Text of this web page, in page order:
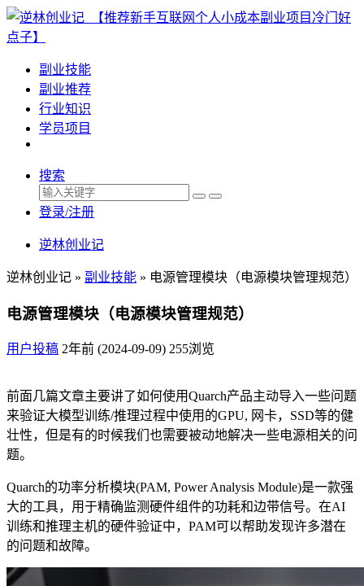
副业技能
副业推荐
行业知识
学员项目
搜索
登录/注册
逆林创业记
逆林创业记 » 副业技能 » 电源管理模块（电源模块管理规范）
电源管理模块（电源模块管理规范）
用户投稿 2年前 (2024-09-09) 255浏览
前面几篇文章主要讲了如何使用Quarch产品主动导入一些问题
来验证大模型训练/推理过程中使用的GPU, 网卡，SSD等的健
壮性，但是有的时候我们也需要被动地解决一些电源相关的问
题。
Quarch的功率分析模块(PAM, Power Analysis Module)是一款强
大的工具，用于精确监测硬件组件的功耗和边带信号。在AI
训练和推理主机的硬件验证中，PAM可以帮助发现许多潜在
的问题和故障。